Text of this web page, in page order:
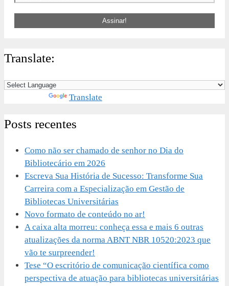
Translate:
Translate
Posts recentes
Como não ser chamado de senhor no Dia do
Bibliotecário em 2026
Escreva Sua História de Sucesso: Transforme Sua
Carreira com a Especialização em Gestão de
Bibliotecas Universitárias
Novo formato de conteúdo no ar!
A caixa alta morreu: conheça essa e mais 6 outras
atualizações da norma ABNT NBR 10520:2023 que
vão te surpreender!
Tese “O escritório de comunicação científica como
perspectiva de atuação para bibliotecas universitárias